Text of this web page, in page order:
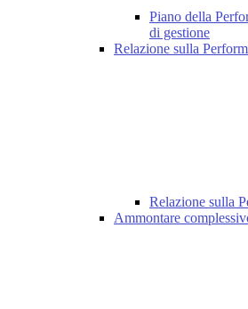
Piano della
di gestione
Relazione sulla
Relazione sulla
Ammontare